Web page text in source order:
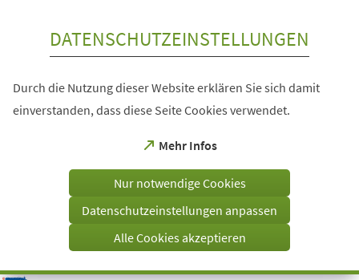
DATENSCHUTZEINSTELLUNGEN
Durch die Nutzung dieser Website erklären Sie sich damit
einverstanden, dass diese Seite Cookies verwendet.
Mehr Infos
(Öffnet
einem
Tab)
Nur notwendige Cookies
Datenschutzeinstellungen anpassen
Alle Cookies akzeptieren